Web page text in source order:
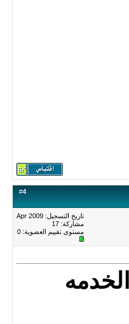
#4
تاريخ التسجيل: Apr 2009
مشاركة: 17
مستوى تقييم العضوية: 0